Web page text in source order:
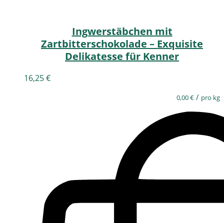
Ingwerstäbchen mit
Zartbitterschokolade – Exquisite
Delikatesse für Kenner
16,25€
0,00€ / pro kg